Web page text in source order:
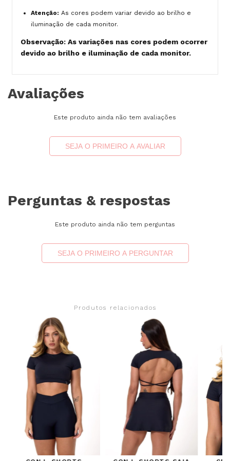
Atenção: As cores podem variar devido ao brilho e
iluminação de cada monitor.
Observação: As variações nas cores podem ocorrer
devido ao brilho e iluminação de cada monitor.
Avaliações
Este produto ainda não tem avaliações
SEJA O PRIMEIRO A AVALIAR
Perguntas & respostas
Este produto ainda não tem perguntas
SEJA O PRIMEIRO A PERGUNTAR
Produtos relacionados